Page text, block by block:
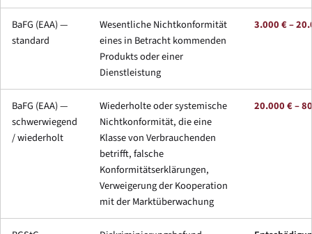
BaFG (EAA) —
standard
Wesentliche Nichtkonformität
eines in Betracht kommenden
Produkts oder einer
Dienstleistung
3.000 € –
BaFG (EAA) —
schwerwiegend
/ wiederholt
Wiederholte oder systemische
Nichtkonformität, die eine
Klasse von Verbrauchenden
betrifft, falsche
Konformitätserklärungen,
Verweigerung der Kooperation
mit der Marktüberwachung
20.000 € –